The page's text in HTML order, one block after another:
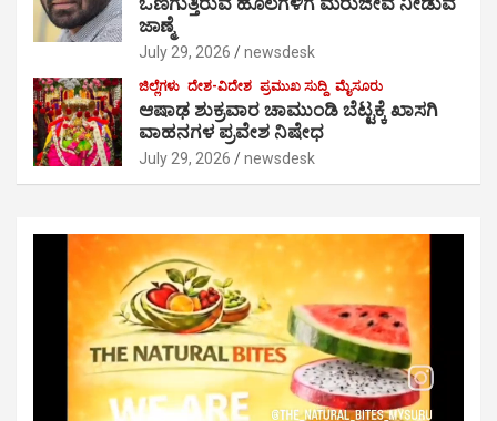
ಜಾಣ್ಮೆ
July 29, 2026 newsdesk
ಜಿಲ್ಲೆಗಳು ದೇಶ-ವಿದೇಶ ಪ್ರಮುಖ ಸುದ್ದಿ ಮೈಸೂರು
ಆಷಾಢ ಶುಕ್ರವಾರ ಚಾಮುಂಡಿ ಬೆಟ್ಟಕ್ಕೆ ಖಾಸಗಿ
ವಾಹನಗಳ ಪ್ರವೇಶ ನಿಷೇಧ
July 29, 2026 newsdesk